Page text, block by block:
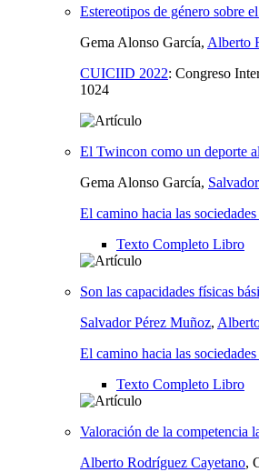
Estereotipos de género sobre
Gema Alonso García, Alberto
CUICIID 2022: Congreso
1024
El Twincon como un deporte
Gema Alonso García,
El camino hacia las
Texto Completo Libro
Son las capacidades físicas
Salvador Pérez Muñoz,
El camino hacia las
Texto Completo Libro
Valoración de la competencia
Alberto Rodríguez Cayetano,